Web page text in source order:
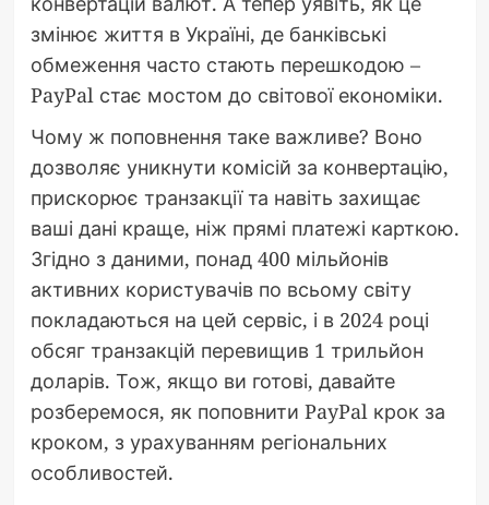
змінює життя в Україні, де банківські
обмеження часто стають перешкодою –
PayPal стає мостом до світової економіки.
Чому ж поповнення таке важливе? Воно
дозволяє уникнути комісій за конвертацію,
прискорює транзакції та навіть захищає
ваші дані краще, ніж прямі платежі карткою.
Згідно з даними, понад 400 мільйонів
активних користувачів по всьому світу
покладаються на цей сервіс, і в 2024 році
обсяг транзакцій перевищив 1 трильйон
доларів. Тож, якщо ви готові, давайте
розберемося, як поповнити PayPal крок за
кроком, з урахуванням регіональних
особливостей.